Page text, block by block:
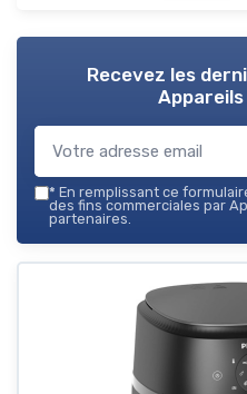
Recevez les
* En remplissant ce
des fins commerciales par
partenaires.